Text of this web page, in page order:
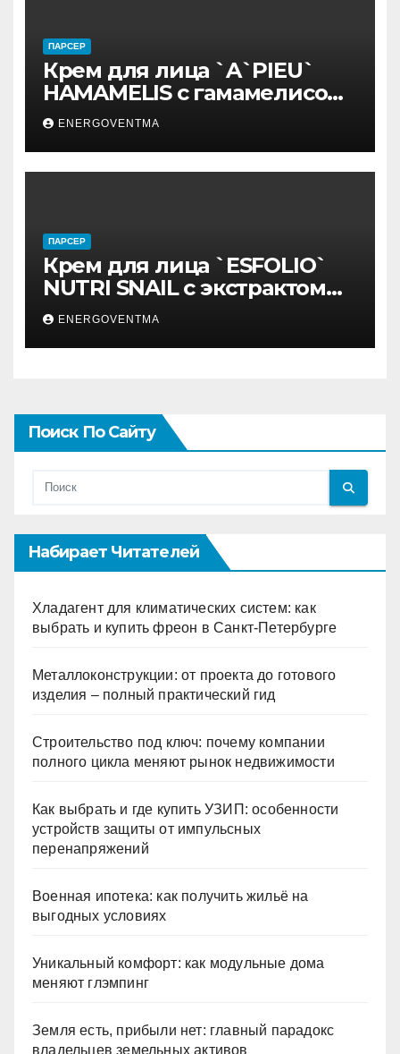
ПАРСЕР
Крем для лица `A`PIEU`
HAMAMELIS с гамамелисом
50 мл
ENERGOVENTMA
ПАРСЕР
Крем для лица `ESFOLIO`
NUTRI SNAIL с экстрактом
муцина улитки 200 мл
ENERGOVENTMA
Поиск По Сайту
Набирает Читателей
Хладагент для климатических систем: как
выбрать и купить фреон в Санкт-Петербурге
Металлоконструкции: от проекта до готового
изделия – полный практический гид
Строительство под ключ: почему компании
полного цикла меняют рынок недвижимости
Как выбрать и где купить УЗИП: особенности
устройств защиты от импульсных
перенапряжений
Военная ипотека: как получить жильё на
выгодных условиях
Уникальный комфорт: как модульные дома
меняют глэмпинг
Земля есть, прибыли нет: главный парадокс
владельцев земельных активов